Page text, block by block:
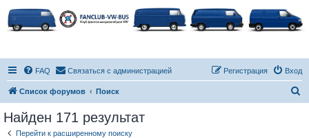
FAQ Связаться с администрацией Вход
Регистрация
Список форумов Поиск
Найден 171 результат
Перейти к расширенному поиску